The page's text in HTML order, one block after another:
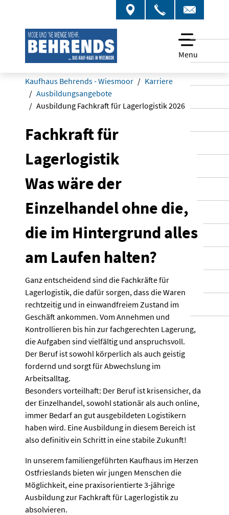
Menu
Kaufhaus Behrends - Wiesmoor
Karriere
Ausbildungsangebote
Ausbildung Fachkraft für Lagerlogistik 2026
Fachkraft für
Lagerlogistik
Was wäre der
Einzelhandel ohne die,
die im Hintergrund alles
am Laufen halten?
Ganz entscheidend sind die Fachkräfte für
Lagerlogistik, die dafür sorgen, dass die Waren
rechtzeitig und in einwandfreiem Zustand im
Geschäft ankommen. Vom Annehmen und
Kontrollieren bis hin zur fachgerechten Lagerung,
die Aufgaben sind vielfältig und anspruchsvoll.
Der Beruf ist sowohl körperlich als auch geistig
fordernd und sorgt für Abwechslung im
Arbeitsalltag.
Besonders vorteilhaft: Der Beruf ist krisensicher, da
der Einzelhandel, sowohl stationär als auch online,
immer Bedarf an gut ausgebildeten Logistikern
haben wird. Eine Ausbildung in diesem Bereich ist
also definitiv ein Schritt in eine stabile Zukunft!
In unserem familiengeführten Kaufhaus im Herzen
Ostfrieslands bieten wir jungen Menschen die
Möglichkeit, eine praxisorientierte 3-jährige
Ausbildung zur Fachkraft für Lagerlogistik zu
absolvieren.